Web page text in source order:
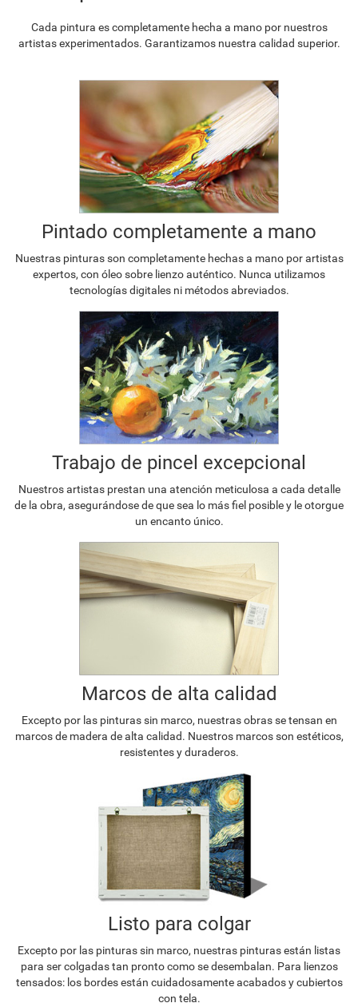
Cada pintura es completamente hecha a mano por nuestros
artistas experimentados. Garantizamos nuestra calidad superior.
Pintado completamente a mano
Nuestras pinturas son completamente hechas a mano por artistas
expertos, con óleo sobre lienzo auténtico. Nunca utilizamos
tecnologías digitales ni métodos abreviados.
Trabajo de pincel excepcional
Nuestros artistas prestan una atención meticulosa a cada detalle
de la obra, asegurándose de que sea lo más fiel posible y le otorgue
un encanto único.
Marcos de alta calidad
Excepto por las pinturas sin marco, nuestras obras se tensan en
marcos de madera de alta calidad. Nuestros marcos son estéticos,
resistentes y duraderos.
Listo para colgar
Excepto por las pinturas sin marco, nuestras pinturas están listas
para ser colgadas tan pronto como se desembalan. Para lienzos
tensados: los bordes están cuidadosamente acabados y cubiertos
con tela.